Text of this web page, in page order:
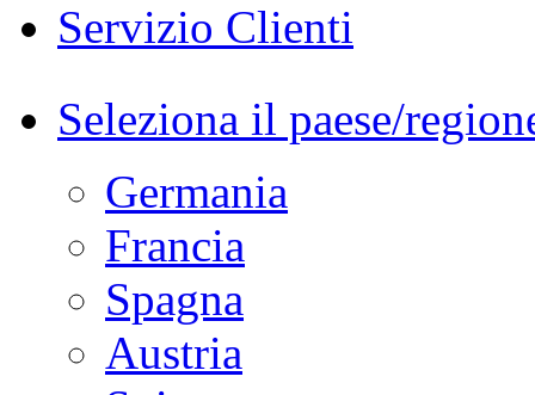
Servizio Clienti
Seleziona il paese/
Germania
Francia
Spagna
Austria